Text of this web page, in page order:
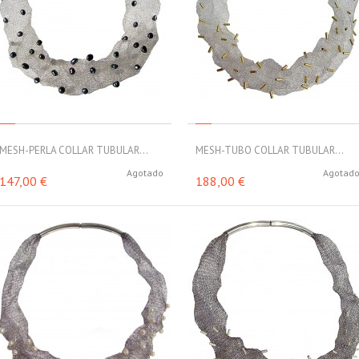
MESH-PERLA COLLAR TUBULAR...
Agotado
147,00 €
MESH-TUBO COLLAR TUBULAR...
Agotado
188,00 €